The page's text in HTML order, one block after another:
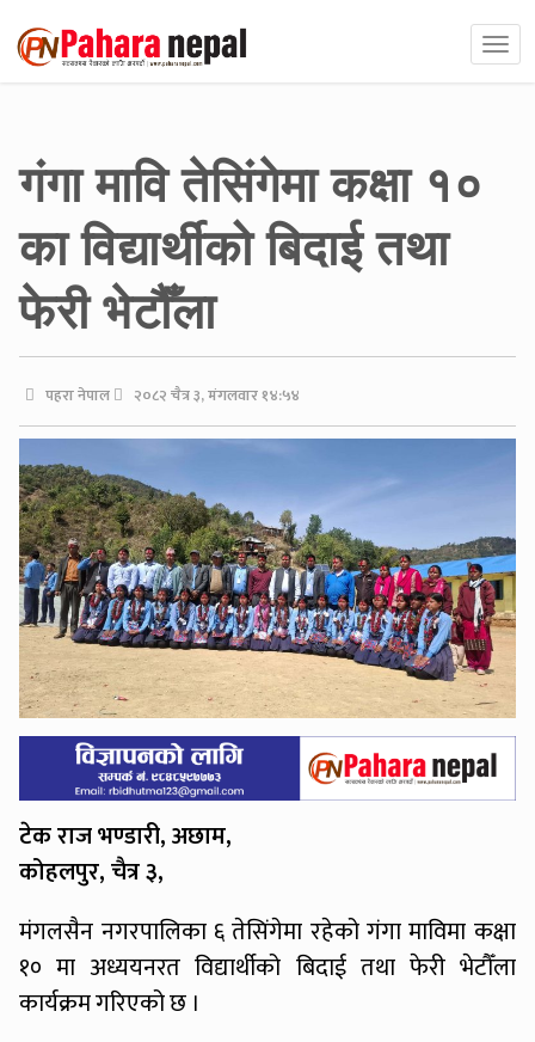
गंगा मावि तेसिंगेमा कक्षा १०
का विद्यार्थीको बिदाई तथा
फेरी भेटौँला
पहरा नेपाल २०८२ चैत्र ३, मंगलवार १४:५४
टेक राज भण्डारी, अछाम,
कोहलपुर, चैत्र ३,
मंगलसैन नगरपालिका ६ तेसिंगेमा रहेको गंगा माविमा कक्षा
१० मा अध्ययनरत विद्यार्थीको बिदाई तथा फेरी भेटौँला
कार्यक्रम गरिएको छ ।